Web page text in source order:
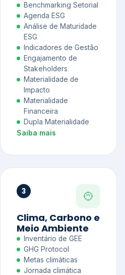
Benchmarking Setorial
Agenda ESG
Análise de Maturidade
ESG
Indicadores de Gestão
Engajamento de
Stakeholders
Materialidade de
Impacto
Materialidade
Financeira
Dupla Materialidade
Saiba mais
3
Clima, Carbono e
Meio Ambiente
Inventário de GEE
GHG Protocol
Metas climáticas
Jornada climática